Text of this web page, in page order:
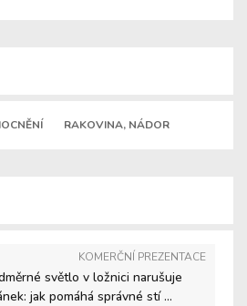
RAKOVINA, NÁDOR
KOMERČNÍ PREZENTACE
světlo v ložnici narušuje
jak pomáhá správné stí ...